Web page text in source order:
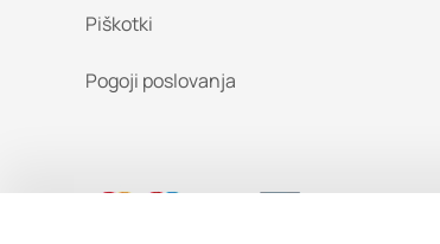
Piškotki
Pogoji poslovanja